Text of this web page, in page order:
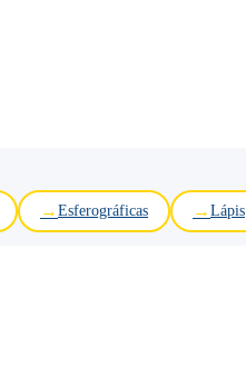
Esferográficas Lápis